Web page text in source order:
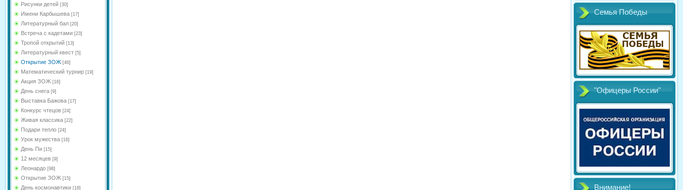
Рисунки детей [30]
Имени Карбышева [17]
Литературный бал [20]
Встреча с кадетами [23]
Тропой открытий [13]
Литературный квест [5]
Открытие ЗОЖ [46]
Математический турнир [19]
Акция ЗОЖ [16]
День снега [9]
Выставка Бажова [17]
Конкурс чтецов [24]
Живая классика [22]
Подари тепло [24]
Урок мужества [16]
День Пи [15]
12 месяцев [9]
Леонардо [98]
Открытие ЗОЖ [15]
День космонавтики [18]
Семья Победы
"Офицеры России"
Внимание!